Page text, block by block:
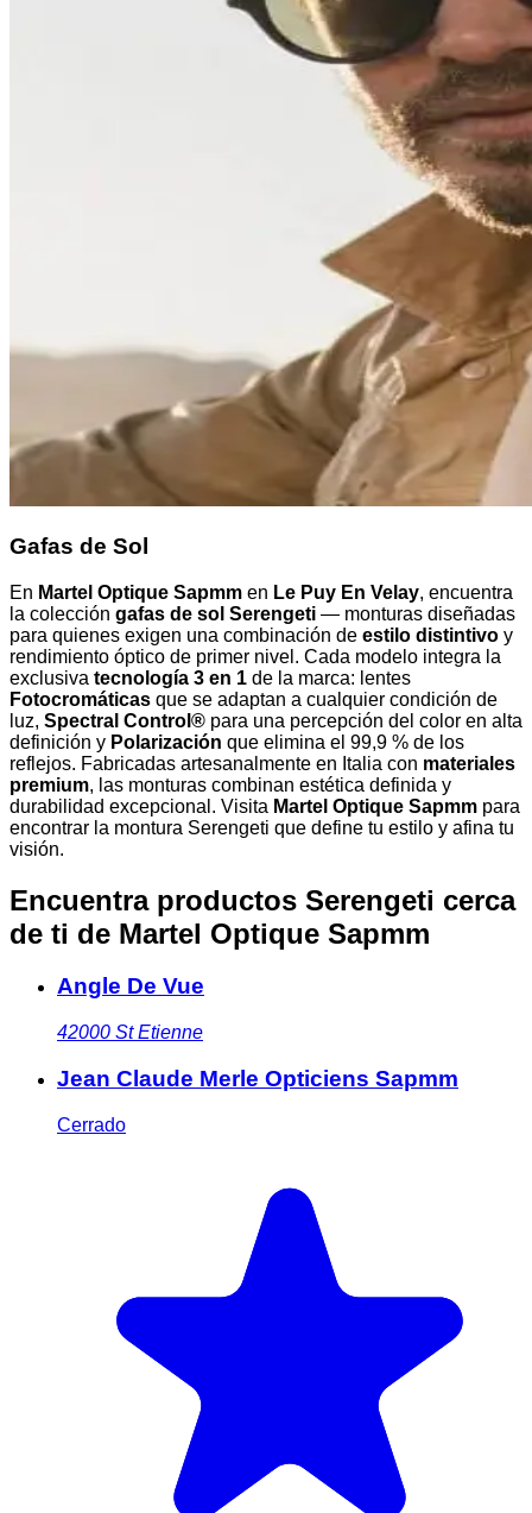
Gafas de Sol
En Martel Optique Sapmm en Le Puy En Velay, encuentra
la colección gafas de sol Serengeti — monturas diseñadas
para quienes exigen una combinación de estilo distintivo y
rendimiento óptico de primer nivel. Cada modelo integra la
exclusiva tecnología 3 en 1 de la marca: lentes
Fotocromáticas que se adaptan a cualquier condición de
luz, Spectral Control® para una percepción del color en alta
definición y Polarización que elimina el 99,9 % de los
reflejos. Fabricadas artesanalmente en Italia con materiales
premium, las monturas combinan estética definida y
durabilidad excepcional. Visita Martel Optique Sapmm para
encontrar la montura Serengeti que define tu estilo y afina tu
visión.
Encuentra productos Serengeti cerca
de ti de Martel Optique Sapmm
Angle De Vue
42000 St Etienne
Jean Claude Merle Opticiens Sapmm
Cerrado